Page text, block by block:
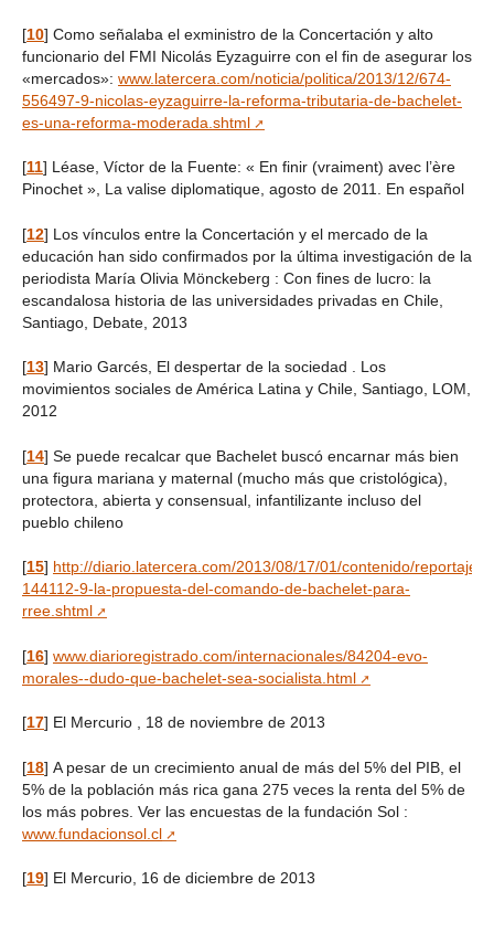
[10] Como señalaba el exministro de la Concertación y alto
funcionario del FMI Nicolás Eyzaguirre con el fin de asegurar los
«mercados»: www.latercera.com/noticia/politica/2013/12/674-
556497-9-nicolas-eyzaguirre-la-reforma-tributaria-de-bachelet-
es-una-reforma-moderada.shtml
[11] Léase, Víctor de la Fuente: « En finir (vraiment) avec l’ère
Pinochet », La valise diplomatique, agosto de 2011. En español
[12] Los vínculos entre la Concertación y el mercado de la
educación han sido confirmados por la última investigación de la
periodista María Olivia Mönckeberg : Con fines de lucro: la
escandalosa historia de las universidades privadas en Chile,
Santiago, Debate, 2013
[13] Mario Garcés, El despertar de la sociedad . Los
movimientos sociales de América Latina y Chile, Santiago, LOM,
2012
[14] Se puede recalcar que Bachelet buscó encarnar más bien
una figura mariana y maternal (mucho más que cristológica),
protectora, abierta y consensual, infantilizante incluso del
pueblo chileno
[15] http://diario.latercera.com/2013/08/17/01/contenido/reportajes/
144112-9-la-propuesta-del-comando-de-bachelet-para-
rree.shtml
[16] www.diarioregistrado.com/internacionales/84204-evo-
morales--dudo-que-bachelet-sea-socialista.html
[17] El Mercurio , 18 de noviembre de 2013
[18] A pesar de un crecimiento anual de más del 5% del PIB, el
5% de la población más rica gana 275 veces la renta del 5% de
los más pobres. Ver las encuestas de la fundación Sol :
www.fundacionsol.cl
[19] El Mercurio, 16 de diciembre de 2013